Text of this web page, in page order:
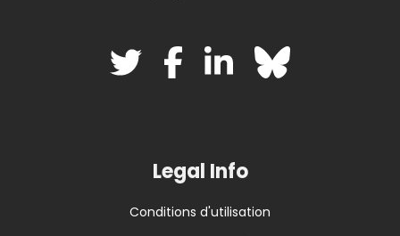
Legal Info
Conditions d'utilisation